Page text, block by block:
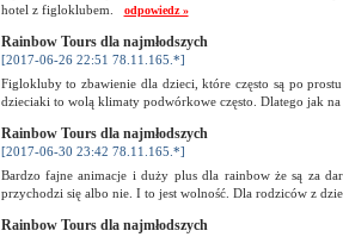
hotel z figloklubem. odpowiedz »
Rainbow Tours dla najmłodszych
[2017-06-26 22:51 78.11.165.*]
Figlokluby to zbawienie dla dzieci, które często są po
dzieciaki to wolą klimaty podwórkowe często. Dlatego jak
Rainbow Tours dla najmłodszych
[2017-06-30 23:42 78.11.165.*]
Bardzo fajne animacje i duży plus dla rainbow że są za
przychodzi się albo nie. I to jest wolność. Dla rodziców z
Rainbow Tours dla najmłodszych